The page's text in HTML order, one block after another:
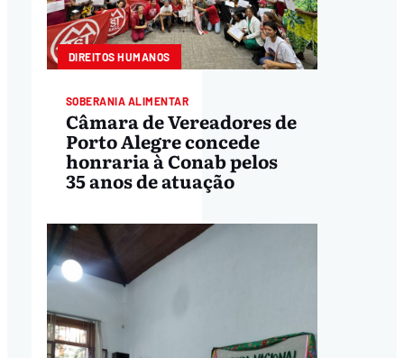
DIREITOS HUMANOS
SOBERANIA ALIMENTAR
Câmara de Vereadores de
Porto Alegre concede
honraria à Conab pelos
35 anos de atuação